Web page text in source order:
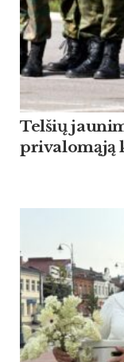
Tel­šių
pri­va­lomąją